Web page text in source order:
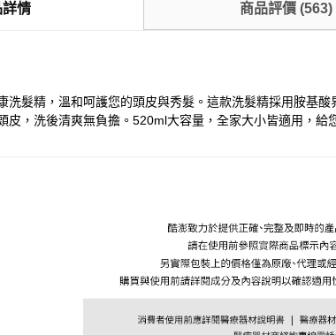
詳情 商品評價(563)
洗髮精，溫和呵護您的頭皮與秀髮。這款洗髮精採用胺基
皮，洗後清爽無負擔。520ml大容量，全家大小皆適用，給